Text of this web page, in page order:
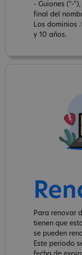
- Guiones ("-
final del
Los dominios
y 10 años.
Para renovar
tienen que
se pueden
Este periodo